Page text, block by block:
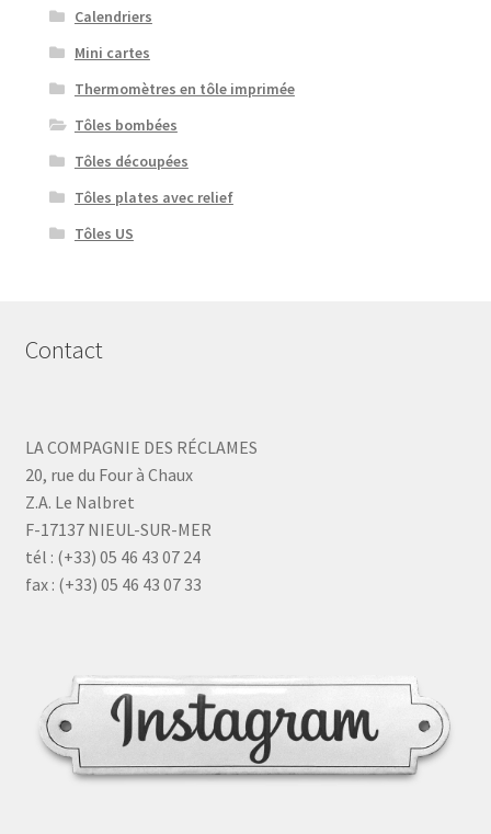
Calendriers
Mini cartes
Thermomètres en tôle imprimée
Tôles bombées
Tôles découpées
Tôles plates avec relief
Tôles US
Contact
LA COMPAGNIE DES RÉCLAMES
20, rue du Four à Chaux
Z.A. Le Nalbret
F-17137 NIEUL-SUR-MER
tél : (+33) 05 46 43 07 24
fax : (+33) 05 46 43 07 33